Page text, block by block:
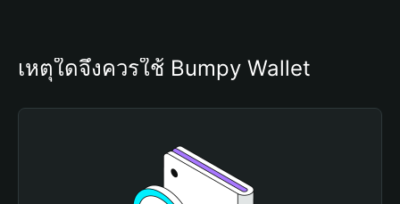
เหตุใดจึงควรใช้ Bumpy Wallet